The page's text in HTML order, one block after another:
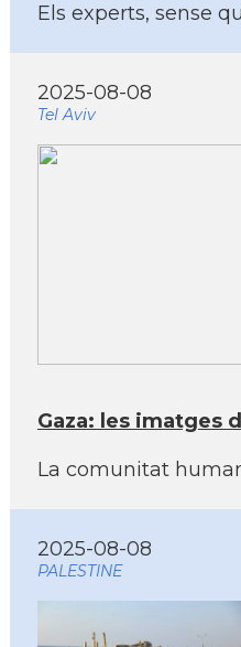
Els experts, sense
2025-08-08
Tel Aviv
Gaza: les imatges
La comunitat
2025-08-08
PALESTINE